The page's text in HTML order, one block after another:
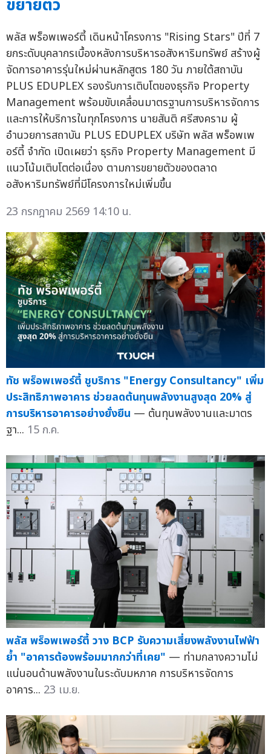
ขยายตัว
พลัส พร็อพเพอร์ตี้ เดินหน้าโครงการ "Rising Stars" ปีที่ 7
ยกระดับบุคลากรเบื้องหลังการบริหารอสังหาริมทรัพย์ สร้างผู้
จัดการอาคารรุ่นใหม่ผ่านหลักสูตร 180 วัน ภายใต้สถาบัน
PLUS EDUPLEX รองรับการเติบโตของธุรกิจ Property
Management พร้อมขับเคลื่อนมาตรฐานการบริหารจัดการ
และการให้บริการในทุกโครงการ นายสันติ ศรีสงคราม ผู้
อำนวยการสถาบัน PLUS EDUPLEX บริษัท พลัส พร็อพเพ
อร์ตี้ จำกัด เปิดเผยว่า ธุรกิจ Property Management มี
แนวโน้มเติบโตต่อเนื่อง ตามการขยายตัวของตลาด
อสังหาริมทรัพย์ที่มีโครงการใหม่เพิ่มขึ้น
23 กรกฎาคม 2569 14:10 น.
ทัช พร็อพเพอร์ตี้ ชูบริการ "Energy Consultancy" เพิ่ม
ประสิทธิภาพอาคาร ช่วยลดต้นทุนพลังงานสูงสุด 20% สู่
การบริหารอาคารอย่างยั่งยืน — ต้นทุนพลังงานและมาตร
ฐา... 15 ก.ค.
พลัส พร็อพเพอร์ตี้ วาง BCP รับความเสี่ยงพลังงานไฟฟ้า
ย้ำ "อาคารต้องพร้อมมากกว่าที่เคย" — ท่ามกลางความไม่
แน่นอนด้านพลังงานในระดับมหภาค การบริหารจัดการ
อาคาร... 23 เม.ย.